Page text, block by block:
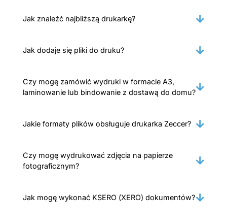
Jak znaleźć najbliższą drukarkę?
Jak dodaje się pliki do druku?
Czy mogę zamówić wydruki w formacie A3,
laminowanie lub bindowanie z dostawą do domu?
Jakie formaty plików obsługuje drukarka Zeccer?
Czy mogę wydrukować zdjęcia na papierze
fotograficznym?
Jak mogę wykonać KSERO (XERO) dokumentów?